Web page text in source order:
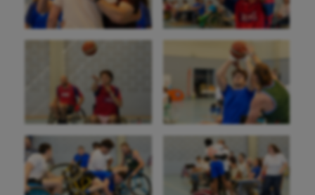
Natation artistique
Omnisports
Paddle
Parkour
Patinage artistique
Pétanque